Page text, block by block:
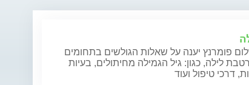
פומרנץ יענה על שאלות הגולשים בתחומים
לילה, כגון: גיל הגמילה מחיתולים, בעיות
דרכי טיפול ועוד